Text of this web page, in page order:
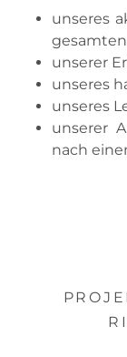
unseres
gesamten
unserer
unseres
unseres
unserer
nach